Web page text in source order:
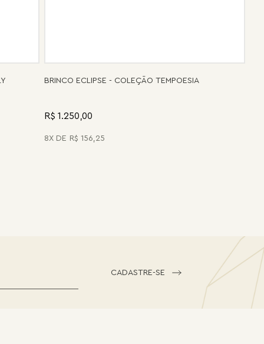
BRINCO ECLIPSE - COLEÇÃO TEMPOESIA
R$ 1.250,00
8 R$ 156,25
CADASTRE-SE